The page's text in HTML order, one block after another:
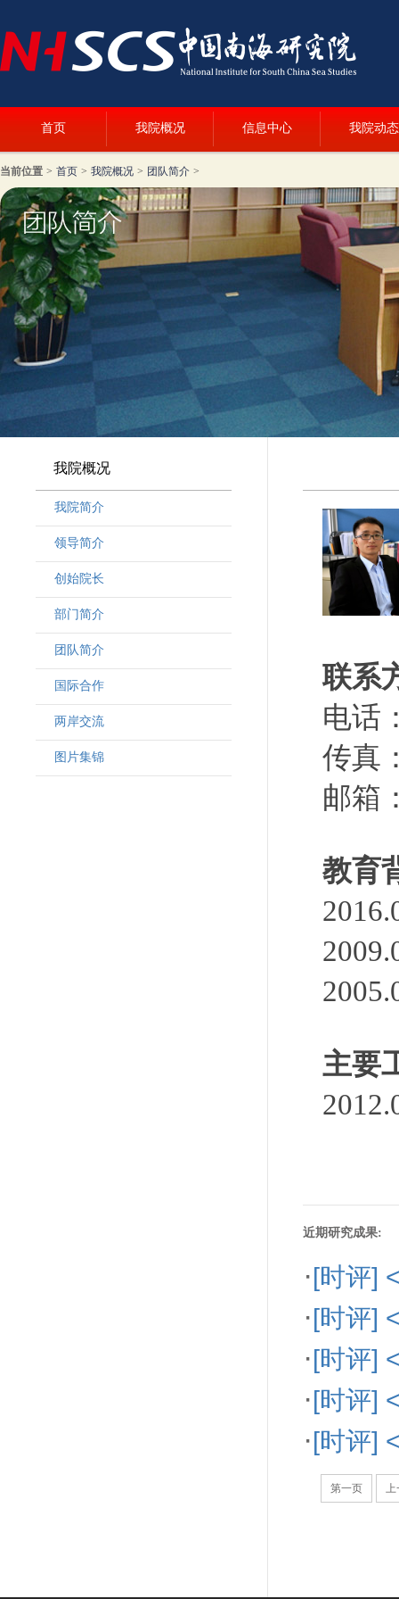
首页 我院概况 信息中心 我院动态
当前位置 > 首页 > 我院概况 > 团队简介 >
我院概况
我院简介
领导简介
· 韩晶磊副院长
· 周勇副院长
· 林勇新副院长
创始院长
部门简介
团队简介
· 客座教授
· 访问学者
国际合作
两岸交流
图片集锦
联系
电话
传真
邮箱
教育
主要
近期研究成果:
·[时评]
·[时评]
·[时评]
·[时评]
·[时评]
第一页 上